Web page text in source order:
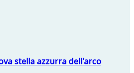
stella azzurra dell'arco